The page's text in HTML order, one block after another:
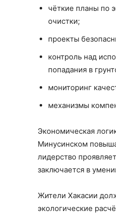
чёткие планы по
очистки;
проекты
контроль над
попадания в
мониторинг
механизмы
Экономическая
Минусинском
лидерство
заключается в
Жители Хакасии
экологические